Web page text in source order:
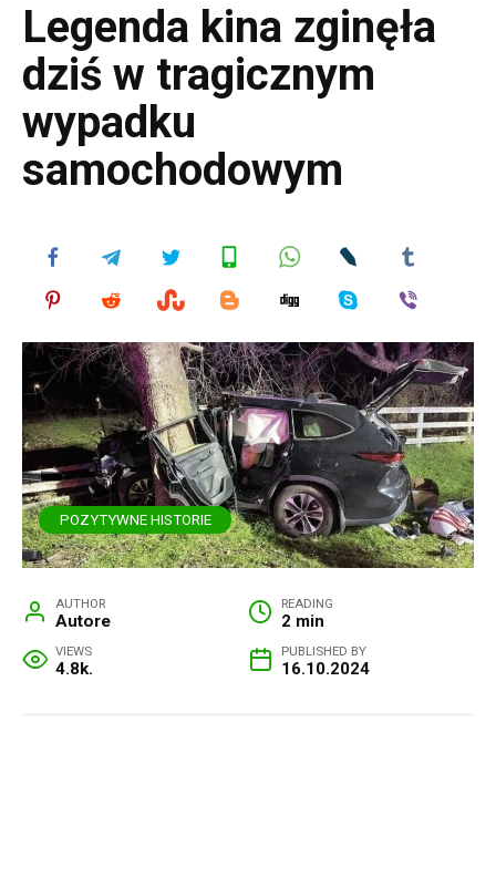
Legenda kina zginęła
dziś w tragicznym
wypadku
samochodowym
POZYTYWNE HISTORIE
AUTHOR
Autore
READING
2 min
VIEWS
4.8k.
PUBLISHED BY
16.10.2024